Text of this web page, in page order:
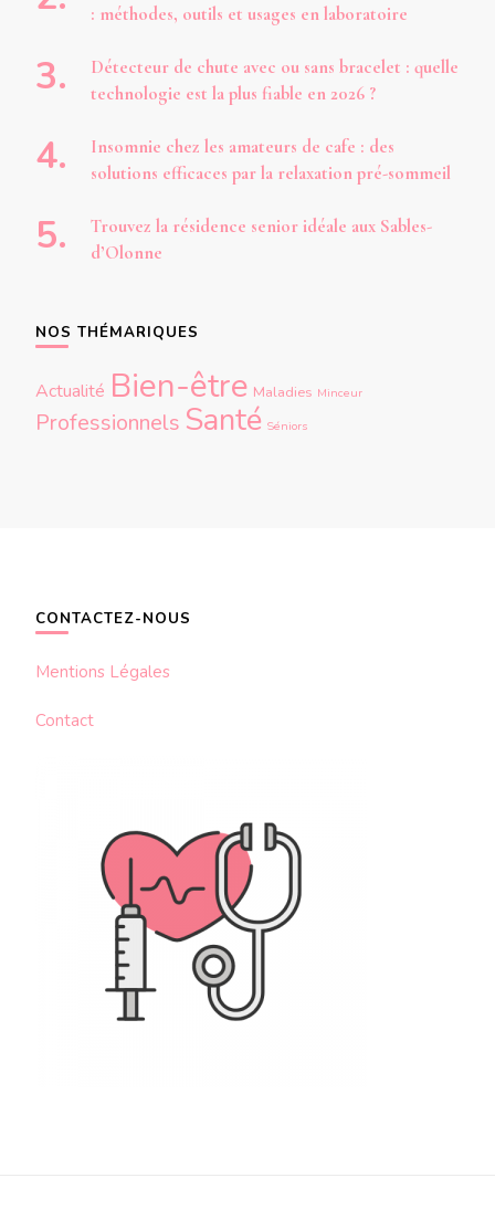
: méthodes, outils et usages en laboratoire
Détecteur de chute avec ou sans bracelet : quelle
technologie est la plus fiable en 2026 ?
Insomnie chez les amateurs de cafe : des
solutions efficaces par la relaxation pré-sommeil
Trouvez la résidence senior idéale aux Sables-
d’Olonne
NOS THÉMARIQUES
Actualité Bien-être Maladies Minceur
Professionnels Santé Séniors
CONTACTEZ-NOUS
Mentions Légales
Contact